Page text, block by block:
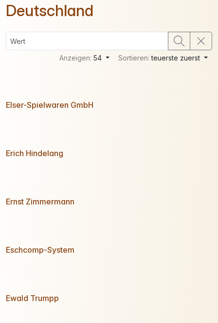
Deutschland
Anzeigen:54 Sortieren:teuerste zuerst
Elser-Spielwaren GmbH
Erich Hindelang
Ernst Zimmermann
Eschcomp-System
Ewald Trumpp